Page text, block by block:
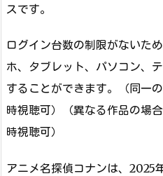
スです。
ログイン台数の制限がないた
ホ、タブレット、パソコン、
することができます。（同一
時視聴可）（異なる作品の場
時視聴可）
アニメ名探偵コナンは、2025